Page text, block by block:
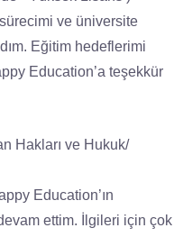
ve üniversite
Eğitim hedeflerimi
Education’a teşekkür
Hakları ve Hukuk/
Education’ın
ettim. İlgileri için çok